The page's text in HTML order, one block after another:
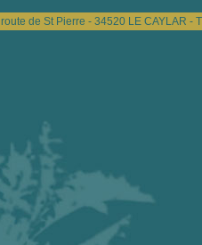
de St Pierre - 34520 LE CAYLAR -